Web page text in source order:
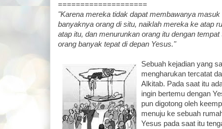
====================
"Karena mereka tidak dapat membawanya masuk
banyaknya orang di situ, naiklah mereka ke atap
atap itu, dan menurunkan orang itu dengan
orang banyak tepat di depan Yesus."
Sebuah kejadian yang
mengharukan tercatat
Alkitab. Pada saat itu
ingin bertemu dengan
pun digotong oleh
menuju ke sebuah
Yesus pada saat itu